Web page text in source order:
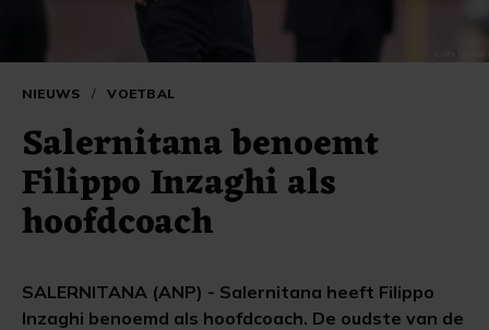
NIEUWS / VOETBAL
Salernitana benoemt
Filippo Inzaghi als
hoofdcoach
SALERNITANA (ANP) - Salernitana heeft Filippo
Inzaghi benoemd als hoofdcoach. De oudste van de